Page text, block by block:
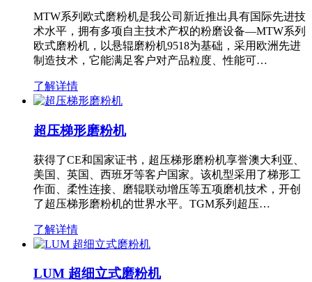
MTW系列欧式磨粉机是我公司新近推出具有国际先进技
术水平，拥有多项自主技术产权的粉磨设备—MTW系列
欧式磨粉机，以悬辊磨粉机9518为基础，采用欧洲先进
制造技术，它能满足客户对产品粒度、性能可…
了解详情
超压梯形磨粉机
获得了CE和国家证书，超压梯形磨粉机享誉澳大利亚、
美国、英国、西班牙等客户国家。该机型采用了梯形工
作面、柔性连接、磨辊联动增压等五项磨机技术，开创
了超压梯形磨粉机的世界水平。TGM系列超压…
了解详情
LUM 超细立式磨粉机